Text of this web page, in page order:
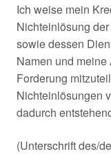
Ich weise mein
Nichteinlösung
sowie dessen
Namen und
Forderung
Nichteinlösungen
dadurch
(Unterschrift des/